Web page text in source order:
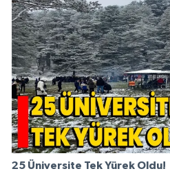
25 Üniversite Tek Yürek Oldu!